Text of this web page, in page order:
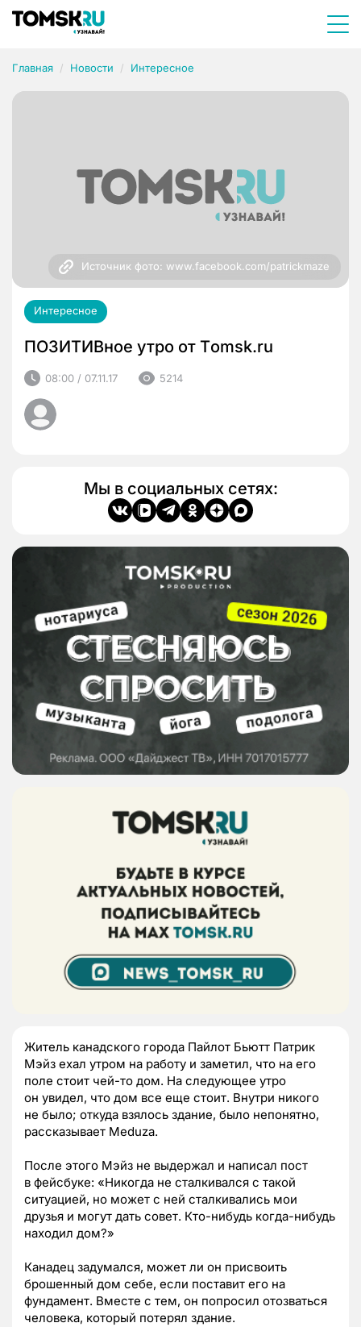
Главная Новости Интересное
Источник фото: www.facebook.com/patrickmaze
Интересное
ПОЗИТИВное утро от Тomsk.ru
08:00 / 07.11.17 5214
Мы в социальных сетях:
Житель канадского города Пайлот Бьютт Патрик
Мэйз ехал утром на работу и заметил, что на его
поле стоит чей-то дом. На следующее утро
он увидел, что дом все еще стоит. Внутри никого
не было; откуда взялось здание, было непонятно,
рассказывает Meduza.
После этого Мэйз не выдержал и написал пост
в фейсбуке: «Никогда не сталкивался с такой
ситуацией, но может с ней сталкивались мои
друзья и могут дать совет. Кто-нибудь когда-нибудь
находил дом?»
Канадец задумался, может ли он присвоить
брошенный дом себе, если поставит его на
фундамент. Вместе с тем, он попросил отозваться
человека, который потерял здание.